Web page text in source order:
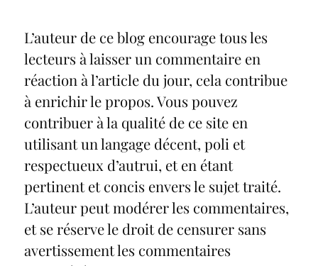
L’auteur de ce blog encourage tous les
lecteurs à laisser un commentaire en
réaction à l’article du jour, cela contribue
à enrichir le propos. Vous pouvez
contribuer à la qualité de ce site en
utilisant un langage décent, poli et
respectueux d’autrui, et en étant
pertinent et concis envers le sujet traité.
L’auteur peut modérer les commentaires,
et se réserve le droit de censurer sans
avertissement les commentaires